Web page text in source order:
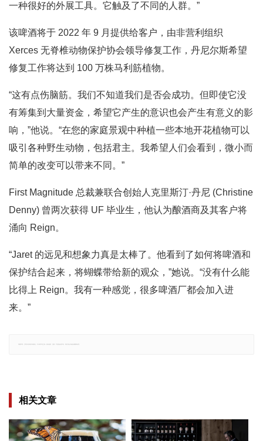
一种很好的外展工具。它触及了不同的人群。”
该啤酒将于 2022 年 9 月提供给客户，由非营利组织
Xerces 无脊椎动物保护协会领导修复工作，丹尼尔斯希望
修复工作将达到 100 万株马利筋植物。
“这有点伤脑筋。我们不知道我们是否会成功。但即使它没
有筹集到大量资金，希望它产生的意识也会产生有意义的影
响，”他说。“在您的家庭景观中种植一些本地开花植物可以
吸引各种野生动物，包括君主。我希望人们会看到，微小而
简单的改变可以带来不同。”
First Magnitude 总裁兼联合创始人克里斯汀·丹尼 (Christine
Denny) 曾两次获得 UF 毕业生，他认为酿酒商及其客户将
涌向 Reign。
“Jaret 的远见和想象力真是太棒了。他看到了如何将啤酒和
保护结合起来，将蝴蝶带给新的观众，”她说。“没有什么能
比得上 Reign。我有一种感觉，很多啤酒厂都会加入进
来。”
郑重声明：文章仅代表原作者观点，不代表本站立场；如有侵权、违规，可直接反馈本站，我们将会作修改或删除处理。
相关文章